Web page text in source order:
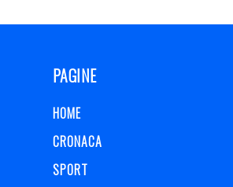
PAGINE
HOME
CRONACA
SPORT